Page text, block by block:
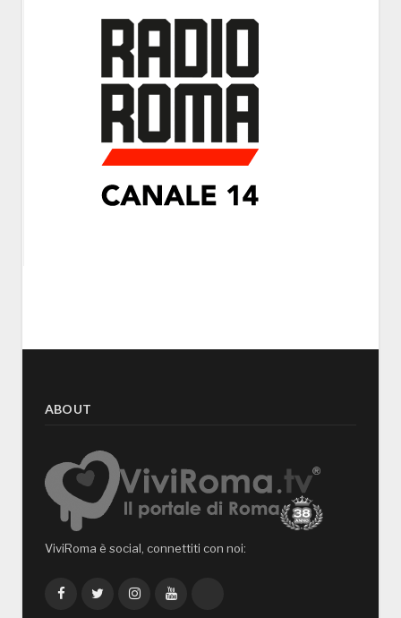
ABOUT
ViviRoma è social, connettiti con noi:
FacebookTwitterInstagramYouTube